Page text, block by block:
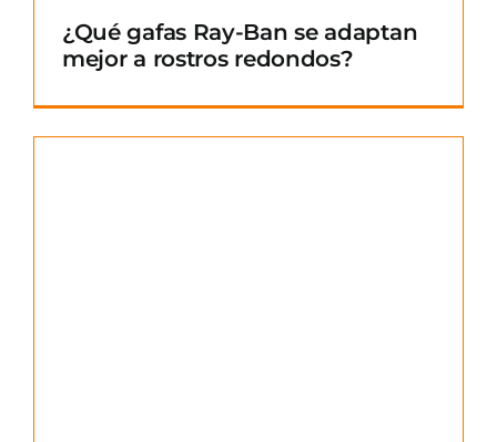
¿Qué gafas Ray-Ban se adaptan
mejor a rostros redondos?